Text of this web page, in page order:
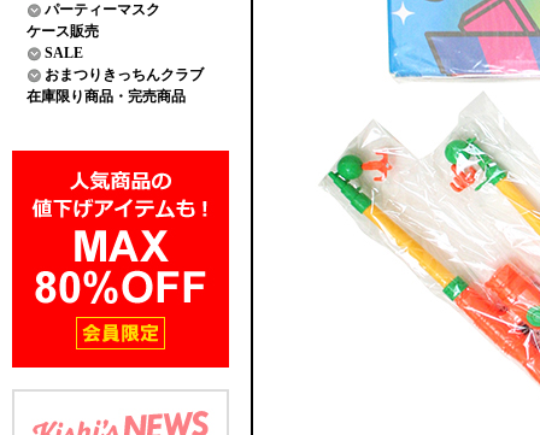
パーティーマスク
ケース販売
SALE
おまつりきっちんクラブ
在庫限り商品・完売商品